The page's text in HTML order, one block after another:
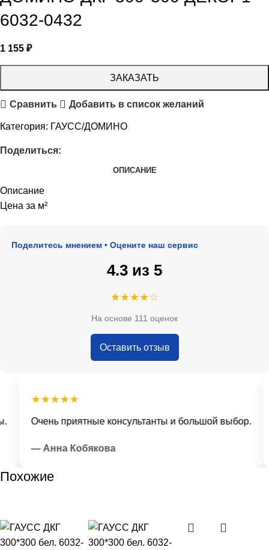
6032-0432
1 155 ₽
ЗАКАЗАТЬ
Сравнить Добавить в список желаний
Категория: ГАУСС/ДОМИНО
Поделиться:
ОПИСАНИЕ
Описание
Цена за м²
Поделитесь мнением • Оцените наш сервис
4.3 из 5
★★★★☆
На основе 111 оценок
Оставить отзыв
★★★★★
Очень приятные консультанты и большой выбор.
— Анна Кобякова
Похожие